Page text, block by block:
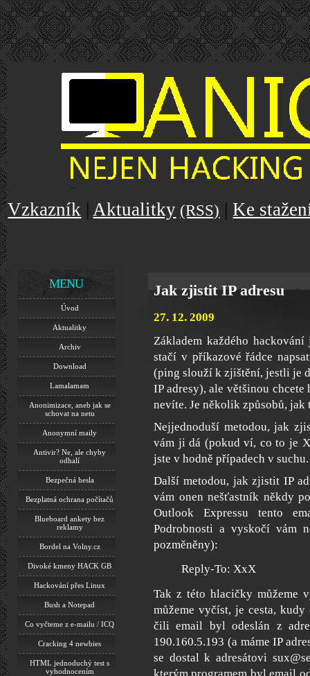
Vzkazník |Aktualitky (RSS) |Ke
MENU
Úvod
Aktualitky
Archiv
Download
Lamalamam
Anonimizace, aneb jak se
schovat na netu
Anonymní maily
Antivir? Ne, ale chyby
odhalí
Bezpečná hesla
Bezplatná ochrana počítačů
Blueboard ankety bez
reklamy
Bordel na Volny.cz
Divoké kmeny HACK GB
Hackování přes Linux
Bush a Notepad
Co vyčteme z e-mailu / ICQ
Cracking 4 newbies
HTML jednoduchý test s
vyhodnocením
Jak zjistit IP adresu
27. 12. 2009
Základem každého
stačí v příkazové řádce
(ping slouží k zjištění, jestli je
IP adresy), ale většinou
nevíte. Je několik způsobů, jak
Nejjednoduší metodou, jak
vám ji dá (pokud ví, co to je
jste v hodně případech v suchu.
Další metodou, jak zjistit IP
vám onen nešťastník někdy
Outlook Expressu tento
Podrobnosti a vyskočí vám
pozměněny):
Reply-To: XxX
Tak z této hlacičky můžeme
můžeme vyčíst, je cesta,
čili email byl odeslán z
190.160.5.193 (a máme IP
se dostal k adresátovi
kterým programem byl email